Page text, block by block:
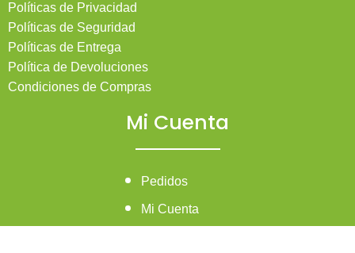
Políticas de Privacidad
Políticas de Seguridad
Políticas de Entrega
Política de Devoluciones
Condiciones de Compras
Mi Cuenta
Pedidos
Mi Cuenta